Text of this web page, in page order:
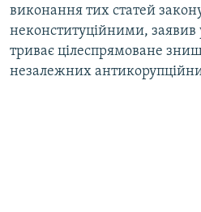
виконання тих статей
неконституційними, заявив
триває цілеспрямоване
незалежних